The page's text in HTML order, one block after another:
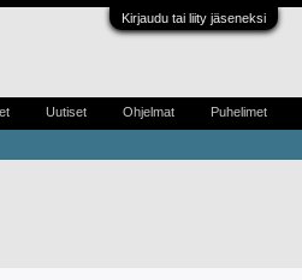
Kirjaudu tai liity jäseneksi
Uutiset Ohjelmat Puhelimet